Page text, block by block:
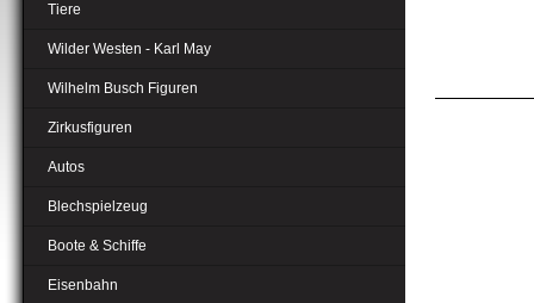
Tiere
Wilder Westen - Karl May
Wilhelm Busch Figuren
Zirkusfiguren
Autos
Blechspielzeug
Boote & Schiffe
Eisenbahn